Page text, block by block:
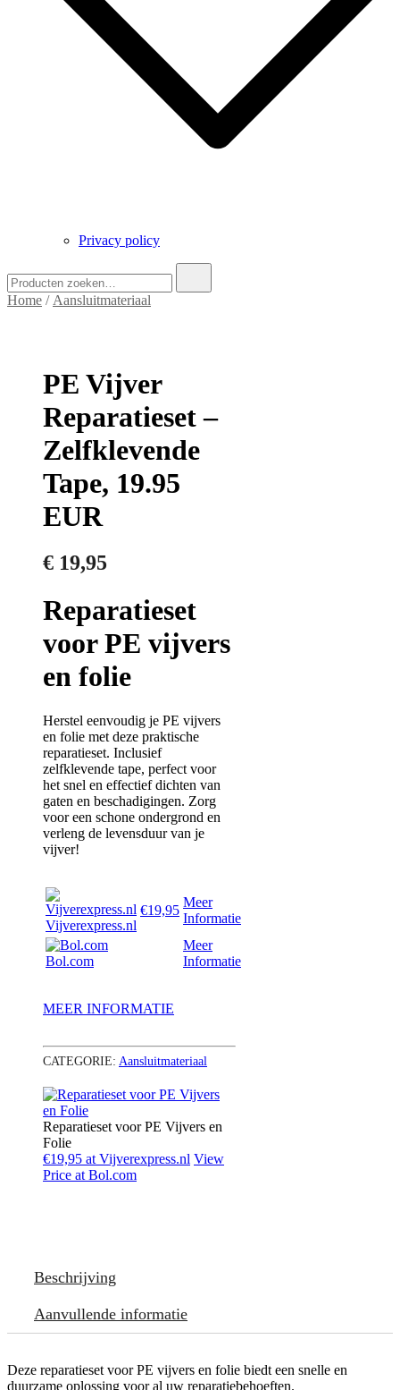
Privacy policy
naar:
Home / Aansluitmateriaal
PE Vijver
Reparatieset –
Zelfklevende
Tape, 19.95
EUR
€ 19,95
Reparatieset
voor PE vijvers
en folie
Herstel eenvoudig je PE vijvers
en folie met deze praktische
reparatieset. Inclusief
zelfklevende tape, perfect voor
het snel en effectief dichten van
gaten en beschadigingen. Zorg
voor een schone ondergrond en
verleng de levensduur van je
vijver!
Vijverexpress.nl
€19,95
Meer
Informatie
Bol.com
Meer
Informatie
MEER INFORMATIE
CATEGORIE: Aansluitmateriaal
Reparatieset voor PE Vijvers en
Folie
€19,95 at Vijverexpress.nl View
Price at Bol.com
Beschrijving
Aanvullende informatie
Deze reparatieset voor PE vijvers en folie biedt een snelle en
duurzame oplossing voor al uw reparatiebehoeften.